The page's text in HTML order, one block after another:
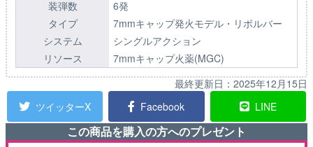
装弾数
6発
タイプ
7mmキャップ発火モデル・リボルバー
システム
シングルアクション
リソース
7mmキャップ火薬(MGC)
最終更新日： 2025年12月15日
ツイッターX
Facebook LINE
この商品を購入の方へのプレゼント